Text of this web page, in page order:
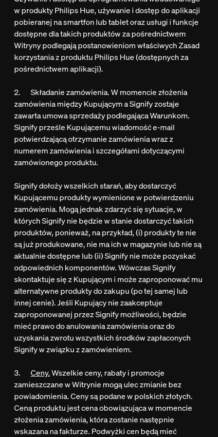
w produkty Philips Hue, używanie i dostęp do aplikacji
pobieranej na smartfon lub tablet oraz usługi i funkcje
dostępne dla takich produktów za pośrednictwem
Witryny podlegają postanowieniom właściwych Zasad
korzystania z produktu Philips Hue (dostępnych za
pośrednictwem aplikacji).
2. Składanie zamówienia. W momencie złożenia
zamówienia między Kupującym a Signify zostaje
zawarta umowa sprzedaży podlegająca Warunkom.
Signify prześle Kupującemu wiadomość e-mail
potwierdzającą otrzymanie zamówienia wraz z
numerem zamówienia i szczegółami dotyczącymi
zamówionego produktu.
Signify dołoży wszelkich starań, aby dostarczyć
Kupującemu produkty wymienione w potwierdzeniu
zamówienia. Mogą jednak zdarzyć się sytuacje, w
których Signify nie będzie w stanie dostarczyć takich
produktów, ponieważ, na przykład, (i) produkty te nie
są już produkowane, nie ma ich w magazynie lub nie są
aktualnie dostępne lub (ii) Signify nie może pozyskać
odpowiednich komponentów. Wówczas Signify
skontaktuje się z Kupującym i może zaproponować mu
alternatywne produkty do zakupu (po tej samej lub
innej cenie). Jeśli Kupujący nie zaakceptuje
zaproponowanej przez Signify możliwości, będzie
mieć prawo do anulowania zamówienia oraz do
uzyskania zwrotu wszystkich środków zapłaconych
Signify w związku z zamówieniem.
3. Ceny.Wszelkie ceny, rabaty i promocje
zamieszczane w Witrynie mogą ulec zmianie bez
powiadomienia. Ceny są podane w polskich złotych.
Ceną produktu jest cena obowiązująca w momencie
złożenia zamówienia, która zostanie następnie
wskazana na fakturze. Podwyżki cen będą mieć